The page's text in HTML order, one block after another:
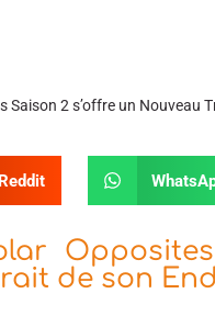
Saison 2 s’offre un Nouveau
Reddit
de son